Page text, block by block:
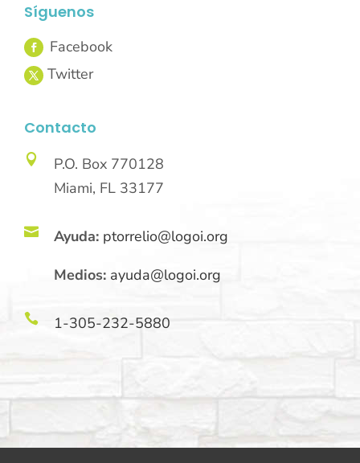
Síguenos
Contacto

P.O. Box 770128
Miami, FL 33177
 Ayuda: ptorrelio@logoi.org
Medios: ayuda@logoi.org
 1-305-232-5880